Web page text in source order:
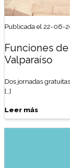
Publicada el 22-06-
Funciones
Valparaíso
Dos jornadas
[…]
Leer más